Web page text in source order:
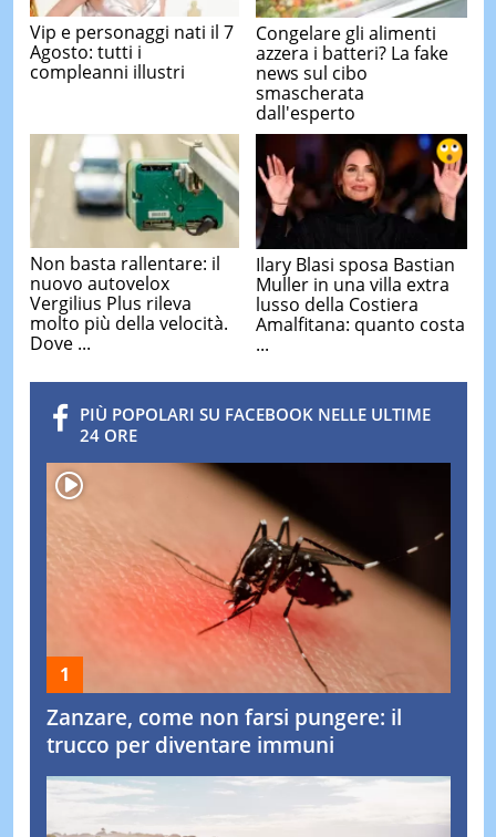
Vip e personaggi nati il 7
Agosto: tutti i
compleanni illustri
Congelare gli alimenti
azzera i batteri? La fake
news sul cibo
smascherata
dall'esperto
Non basta rallentare: il
nuovo autovelox
Vergilius Plus rileva
molto più della velocità.
Dove ...
Ilary Blasi sposa Bastian
Muller in una villa extra
lusso della Costiera
Amalfitana: quanto costa
...
PIÙ POPOLARI SU FACEBOOK NELLE ULTIME
24 ORE
Zanzare, come non farsi pungere: il
trucco per diventare immuni